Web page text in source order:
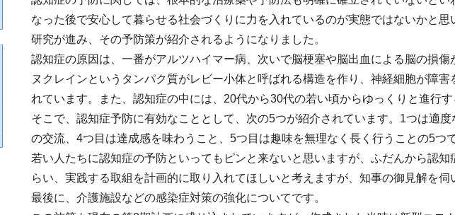
なった後で安心して暮らせる社会づくりに力を入れているのが実態ではないかと
研究が進み、その予防策が紹介されるようになりました。
認知症の原因は、一番がアルツハイマー病、次いで脳梗塞や脳出血による脳の損
ヌクレインというタンパク質がレビー小体と呼ばれる構造を作り、神経細胞が障
れています。また、認知症の中には、20代から30代の若い頃からゆっくりと進行す
そこで、認知症予防に有効なこととして、次の5つが紹介されています。1つは適
の交流、4つ目は達成感を味わうこと、5つ目は趣味を無理なく長く行うことの5つで
若い人たちに認知症の予防といってもピンと来ないと思いますが、ふだんから認
らい、実践する取組を計画的に取り入れてほしいと考えますが、知事の御見解を伺
最後に、介護施設などの感染症対策の強化についてです。